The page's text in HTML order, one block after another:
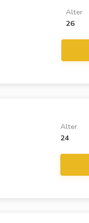
Alter
26
Alter
24